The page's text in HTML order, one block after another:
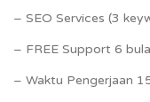
– SEO Services (3
– FREE Support 6
– Waktu Pengerjaan